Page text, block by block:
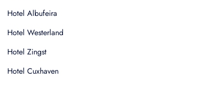
Hotel Albufeira
Hotel Westerland
Hotel Zingst
Hotel Cuxhaven